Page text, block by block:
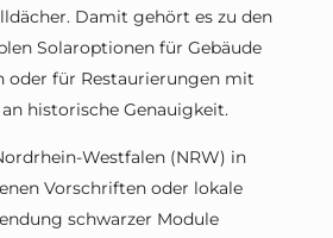
Damit gehört es zu den
Solaroptionen für Gebäude
oder für Restaurierungen mit
historische Genauigkeit.
Westfalen (NRW) in
Vorschriften oder lokale
schwarzer Module